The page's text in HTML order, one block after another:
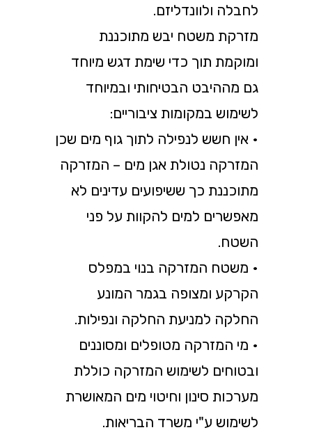
לחבלה ולוונדליזם.
מזרקת משטח יבש מתוכננת
ומוקמת תוך כדי שימת דגש מיוחד
גם מההיבט הבטיחותי ובמיוחד
לשימוש במקומות ציבוריים:
• אין חשש לנפילה לתוך גוף מים שכן
המזרקה נטולת אגן מים – המזרקה
מתוכננת כך ששיפועים עדינים לא
מאפשרים למים להקוות על פני
השטח.
• משטח המזרקה בנוי במפלס
הקרקע ומצופה בגמר המונע
החלקה למניעת החלקה ונפילות.
• מי המזרקה מטופלים ומסוננים
ובטוחים לשימוש המזרקה כוללת
מערכות סינון וחיטוי מים המאושרת
לשימוש ע"י משרד הבריאות.